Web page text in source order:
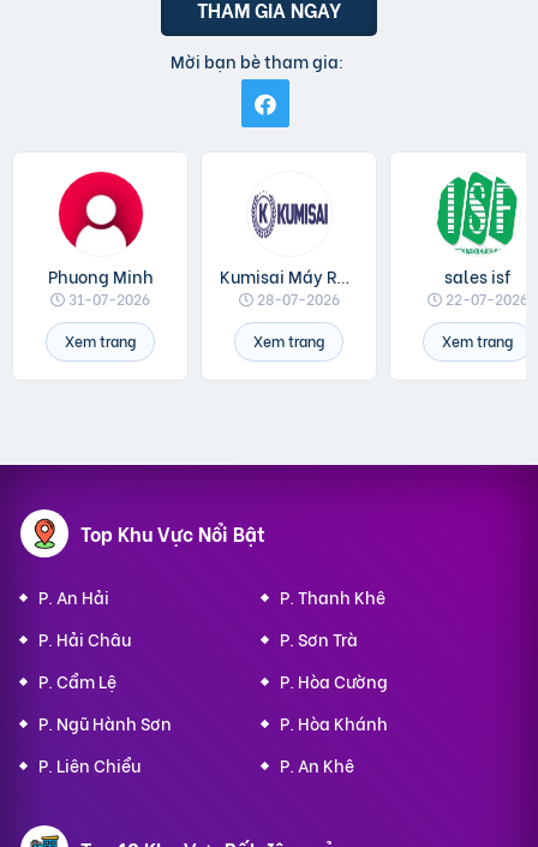
THAM GIA NGAY
Mời bạn bè tham gia:
Phuong Minh
31-07-2026
Xem trang
Kumisai Máy Rửa Xe
28-07-2026
Xem trang
sales isf
22-07-2026
Xem trang
Top Khu Vực Nổi Bật
P. An Hải
P. Thanh Khê
P. Hải Châu
P. Sơn Trà
P. Cẩm Lệ
P. Hòa Cường
P. Ngũ Hành Sơn
P. Hòa Khánh
P. Liên Chiểu
P. An Khê